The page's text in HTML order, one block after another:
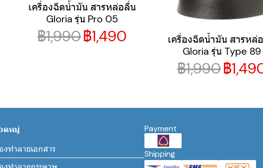
เครื่องฉีดน้ำมัน สารหล่อลื่น
Gloria รุ่น Pro 05
฿1,990฿1,490
เครื่องฉีดน้ำมัน สารหล่
Gloria รุ่น Type 89
฿1,990฿
ดหมู่
งทำลายเอกสาร
Payment
Shipping